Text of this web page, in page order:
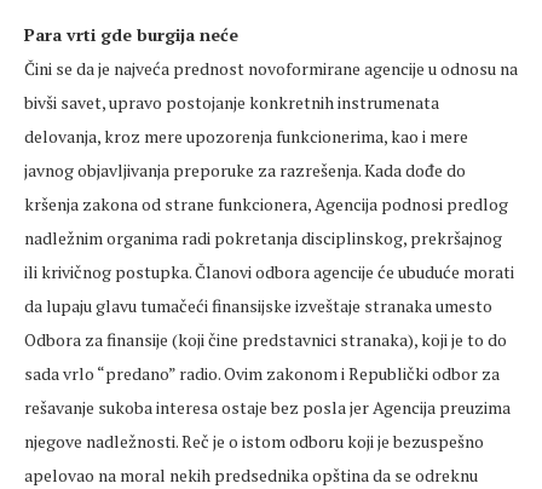
Para vrti gde burgija neće
Čini se da je najveća prednost novoformirane agencije u odnosu na
bivši savet, upravo postojanje konkretnih instrumenata
delovanja, kroz mere upozorenja funkcionerima, kao i mere
javnog objavljivanja preporuke za razrešenja. Kada dođe do
kršenja zakona od strane funkcionera, Agencija podnosi predlog
nadležnim organima radi pokretanja disciplinskog, prekršajnog
ili krivičnog postupka. Članovi odbora agencije će ubuduće morati
da lupaju glavu tumačeći finansijske izveštaje stranaka umesto
Odbora za finansije (koji čine predstavnici stranaka), koji je to do
sada vrlo “predano” radio. Ovim zakonom i Republički odbor za
rešavanje sukoba interesa ostaje bez posla jer Agencija preuzima
njegove nadležnosti. Reč je o istom odboru koji je bezuspešno
apelovao na moral nekih predsednika opština da se odreknu